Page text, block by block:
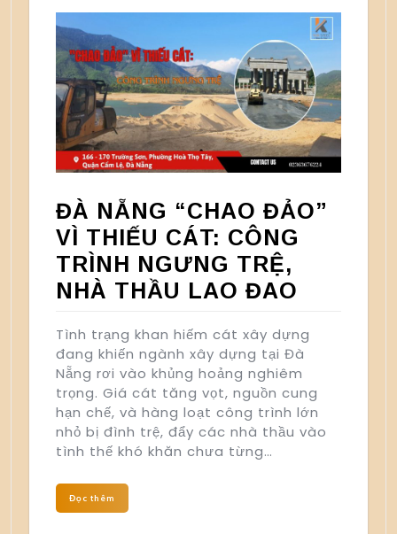
ĐÀ NẴNG “CHAO ĐẢO”
VÌ THIẾU CÁT: CÔNG
TRÌNH NGƯNG TRỆ,
NHÀ THẦU LAO ĐAO
Tình trạng khan hiếm cát xây dựng
đang khiến ngành xây dựng tại Đà
Nẵng rơi vào khủng hoảng nghiêm
trọng. Giá cát tăng vọt, nguồn cung
hạn chế, và hàng loạt công trình lớn
nhỏ bị đình trệ, đẩy các nhà thầu vào
tình thế khó khăn chưa từng…
Đọc thêm